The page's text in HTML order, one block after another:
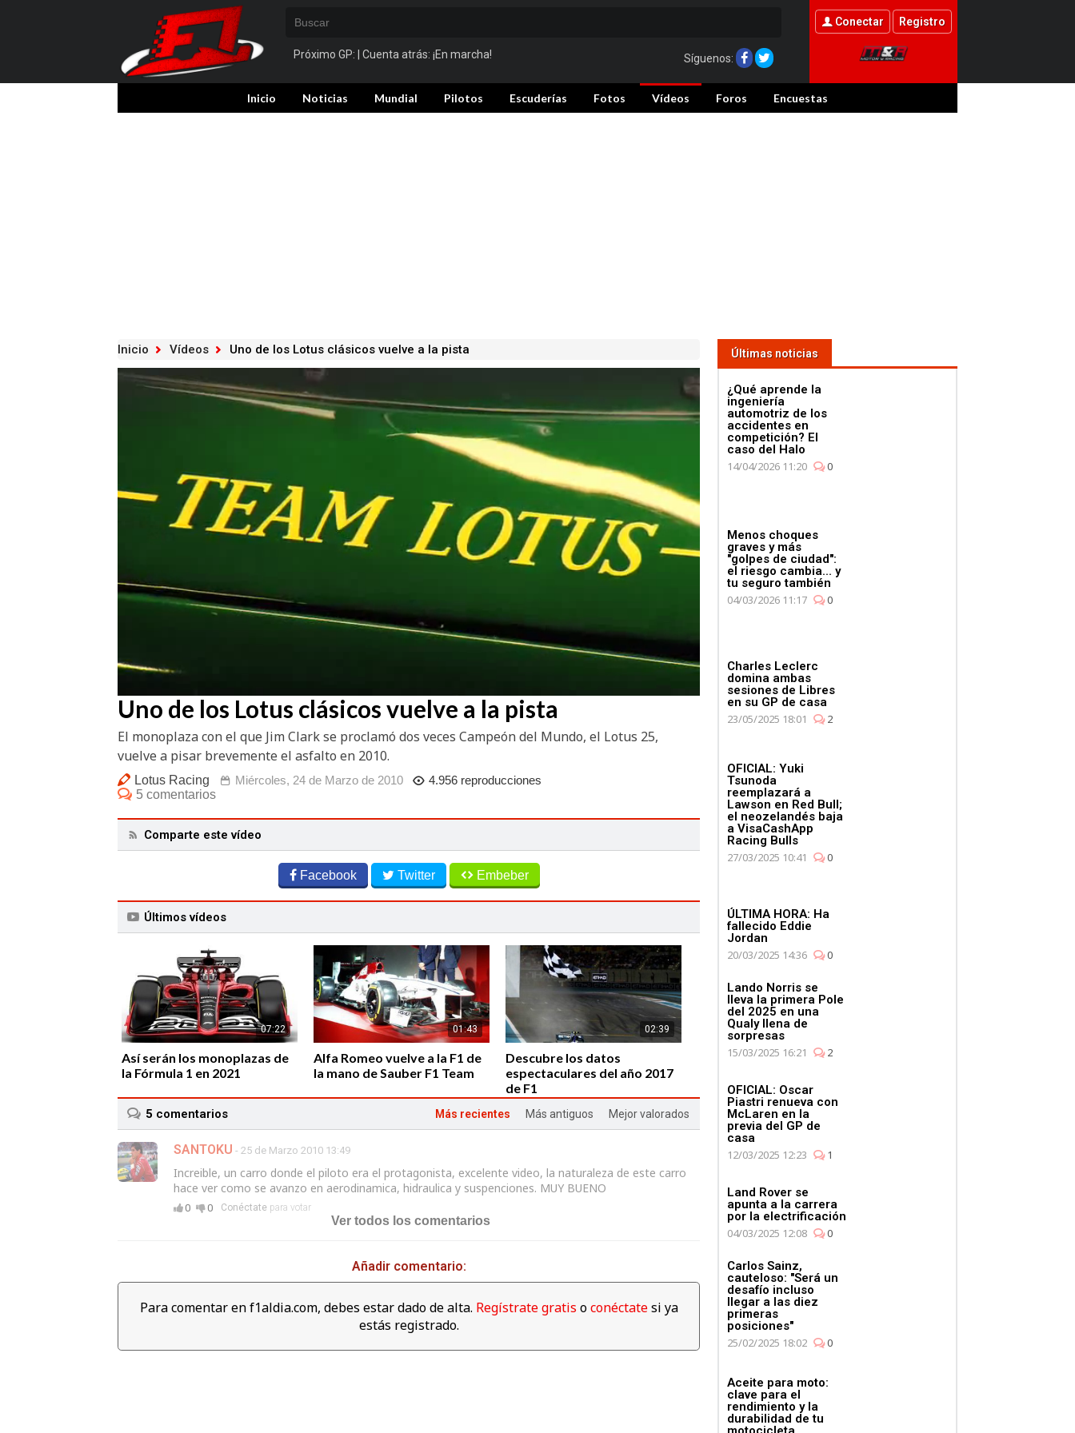
Próximo GP: | Cuenta atrás: ¡En marcha! Síguenos:
Conectar Registro
Inicio Noticias Mundial Pilotos Escuderías Fotos Vídeos Foros Encuestas
Inicio Vídeos Uno de los Lotus clásicos vuelve a la pista
Uno de los Lotus clásicos vuelve a la pista
El monoplaza con el que Jim Clark se proclamó dos veces Campeón del Mundo, el Lotus 25,
vuelve a pisar brevemente el asfalto en 2010.
Lotus Racing Miércoles, 24 de Marzo de 2010 4.956 reproducciones
5 comentarios
Comparte este vídeo
Facebook Twitter Embeber
Últimos vídeos
07:22
Así serán los monoplazas de
la Fórmula 1 en 2021
01:43
Alfa Romeo vuelve a la F1 de
la mano de Sauber F1 Team
02:39
Descubre los datos
espectaculares del año 2017
de F1
06:04 04:00
Lewis Hamilton se da un baño
Petronas
5 comentarios Más recientes Más antiguos Mejor valorados
SANTOKU - 25 de Marzo 2010 13:49
Increible, un carro donde el piloto era el protagonista, excelente video, la naturaleza de este carro
hace ver como se avanzo en aerodinamica, hidraulica y suspenciones. MUY BUENO
0 0 Conéctate para votar
Ver todos los comentarios
Añadir comentario:
Para comentar en f1aldia.com, debes estar dado de alta. Regístrate gratis oconéctatesi ya
estás registrado.
Últimas noticias
¿Qué aprende la
ingeniería
automotriz de los
accidentes en
competición? El
caso del Halo
14/04/2026 11:20
0
Menos choques
graves y más
"golpes de ciudad":
el riesgo cambia... y
tu seguro también
04/03/2026 11:17
0
Charles Leclerc
domina ambas
sesiones de Libres
en su GP de casa
23/05/2025 18:01
2
OFICIAL: Yuki
Tsunoda
reemplazará a
Lawson en Red Bull;
el neozelandés baja
a VisaCashApp
Racing Bulls
27/03/2025 10:41
0
ÚLTIMA HORA: Ha
fallecido Eddie
Jordan
20/03/2025 14:36
0
Lando Norris se
lleva la primera Pole
del 2025 en una
Qualy llena de
sorpresas
15/03/2025 16:21
2
OFICIAL: Oscar
Piastri renueva con
McLaren en la
previa del GP de
casa
12/03/2025 12:23
1
Land Rover se
apunta a la carrera
por la electrificación
04/03/2025 12:08
0
Carlos Sainz,
cauteloso: "Será un
desafío incluso
llegar a las diez
primeras
posiciones"
25/02/2025 18:02
0
Aceite para moto:
clave para el
rendimiento y la
durabilidad de tu